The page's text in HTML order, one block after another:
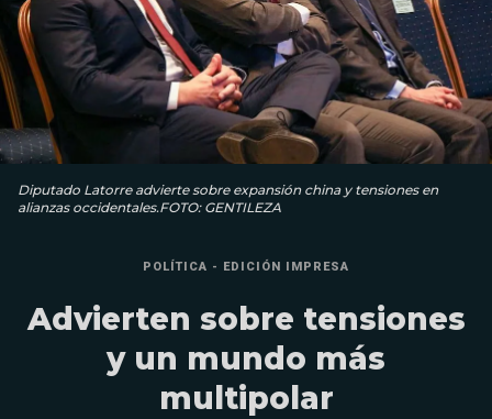
Diputado Latorre advierte sobre expansión china y tensiones en
alianzas occidentales.FOTO: GENTILEZA
POLÍTICA - EDICIÓN IMPRESA
Advierten sobre tensiones
y un mundo más
multipolar